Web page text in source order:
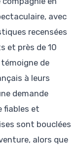
avec
recensées
et près de 10
de
à leurs
demande
fiables et
sont bouclées
alors que